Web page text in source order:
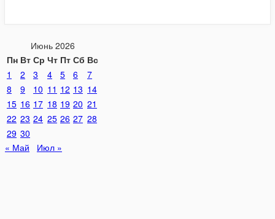
Июнь 2026
Пн Вт Ср Чт Пт Сб Вс
1
2 3 4 5 6
7
8
9 10 11 12 13 14
15 16 17 18 19 20 21
22 23 24 25 26 27 28
29 30
« Май
Июл »